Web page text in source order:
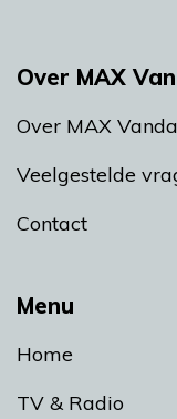
Menu
Home
TV & Radio
Over MAX
Over MAX
Veelgestelde
Contact